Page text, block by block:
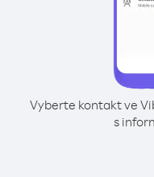
Vyberte kontakt ve
s